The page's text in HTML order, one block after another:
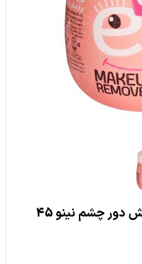
دستمال مرطوب پاک کننده آرایش دور چشم نینو 45